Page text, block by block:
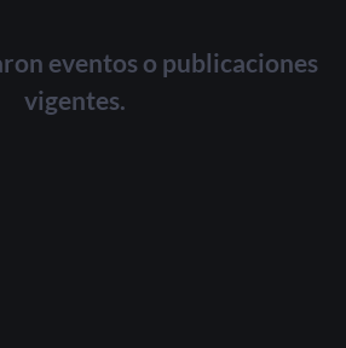
eventos o publicaciones
vigentes.